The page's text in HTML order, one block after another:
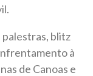
blitz
à
de Canoas e